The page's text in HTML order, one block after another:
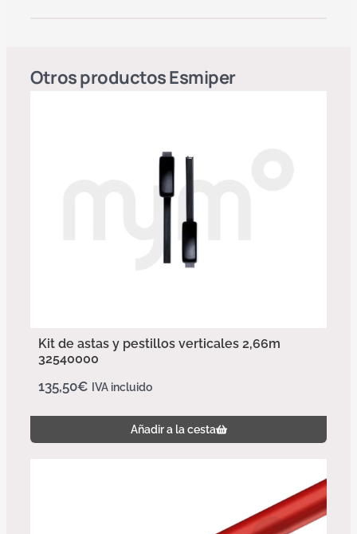
Otros productosEsmiper
Kit de astas y pestillos verticales 2,66m
32540000
135,50€ IVA incluido
Añadir a la cesta